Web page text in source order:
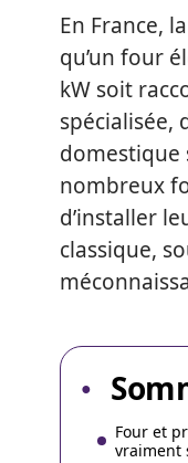
En France,
qu’un four
kW soit
spécialisée,
domestique
nombreux
d’installer
classique,
Four et
vraiment